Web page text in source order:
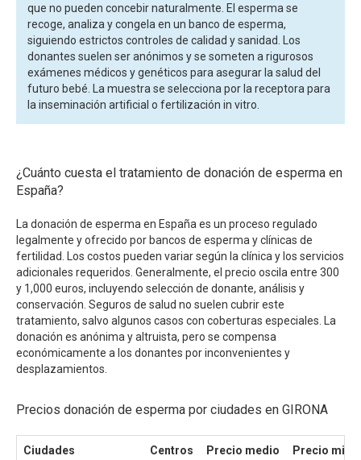
que no pueden concebir naturalmente. El esperma se
recoge, analiza y congela en un banco de esperma,
siguiendo estrictos controles de calidad y sanidad. Los
donantes suelen ser anónimos y se someten a rigurosos
exámenes médicos y genéticos para asegurar la salud del
futuro bebé. La muestra se selecciona por la receptora para
la inseminación artificial o fertilización in vitro.
¿Cuánto cuesta el tratamiento de donación de esperma en
España?
La donación de esperma en España es un proceso regulado
legalmente y ofrecido por bancos de esperma y clínicas de
fertilidad. Los costos pueden variar según la clínica y los servicios
adicionales requeridos. Generalmente, el precio oscila entre 300
y 1,000 euros, incluyendo selección de donante, análisis y
conservación. Seguros de salud no suelen cubrir este
tratamiento, salvo algunos casos con coberturas especiales. La
donación es anónima y altruista, pero se compensa
económicamente a los donantes por inconvenientes y
desplazamientos.
Precios donación de esperma por ciudades en GIRONA
Ciudades Centros Precio medio Precio